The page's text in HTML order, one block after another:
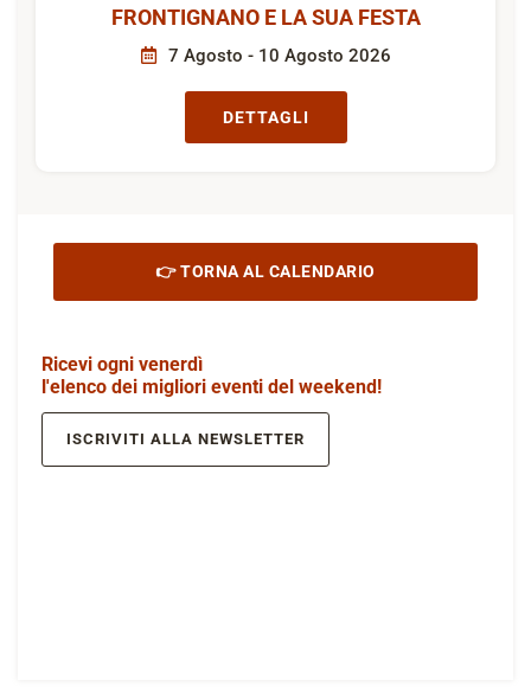
FRONTIGNANO E LA SUA FESTA
7 Agosto - 10 Agosto 2026
DETTAGLI
👉 TORNA AL CALENDARIO
Ricevi ogni venerdì
l'elenco dei migliori eventi del weekend!
ISCRIVITI ALLA NEWSLETTER